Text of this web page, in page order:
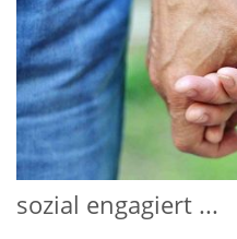
sozial engagiert ...